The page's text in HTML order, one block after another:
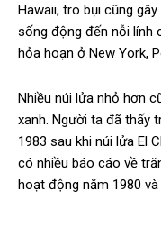
Hawaii, tro bụi cũng
sống động đến nỗi lính
hỏa hoạn ở New York,
Nhiều núi lửa nhỏ hơn
xanh. Người ta đã thấy
1983 sau khi núi lửa El
có nhiều báo cáo về
hoạt động năm 1980